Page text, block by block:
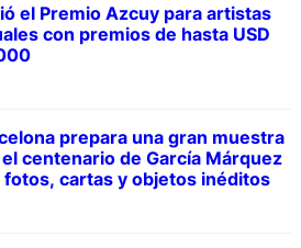
el Premio Azcuy para artistas
con premios de hasta USD
prepara una gran muestra
centenario de García Márquez
fotos, cartas y objetos inéditos